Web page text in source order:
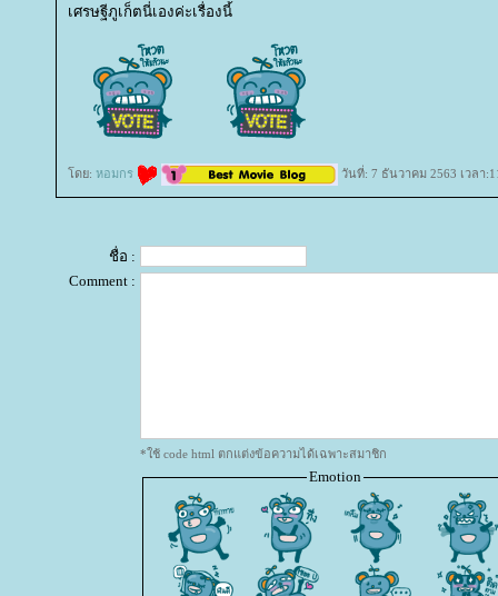
เศรษฐีภูเก็ตนี่เองค่ะเรื่องนี้
ดย: หอมกร วันที่: 7 ธันวาคม 2563 เวลา
ชื่อ :
Comment :
*ใช้ code html ตกแต่งข้อความได้เฉพาะสมาชิก
Emotion